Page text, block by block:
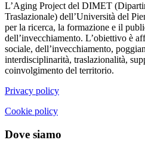
L’Aging Project del DIMET
Traslazionale) dell’Università del
per la ricerca, la formazione e il
dell’invecchiamento. L’obiettivo è
sociale, dell’invecchiamento,
interdisciplinarità, traslazionalità,
coinvolgimento del territorio.
Privacy policy
Cookie policy
Dove siamo